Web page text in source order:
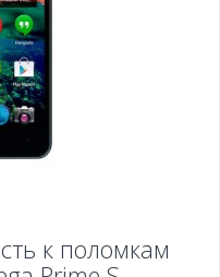
к поломкам